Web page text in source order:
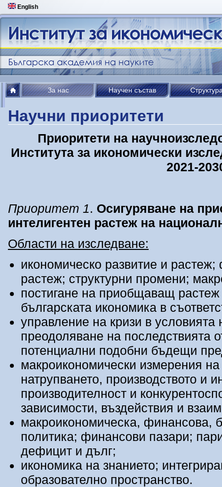
English
За нас Научен състав
Научни приоритети
Приоритети на
Института за икономически
2021-
Приоритет 1. Осигуряване на
интелигентен растеж на
Области на изследване:
икономическо развитие и
растеж; структурни промени;
постигане на приобщаващ
българската икономика в
управление на кризи в условията
преодоляване на последствията
потенциални подобни бъдещи
макроикономически измерения
натрупването, производството и
производителност и
зависимости, въздействия и
макроикономическа, финансова,
политика; финансови пазари;
дефицит и дълг;
икономика на знанието;
образователно пространство.